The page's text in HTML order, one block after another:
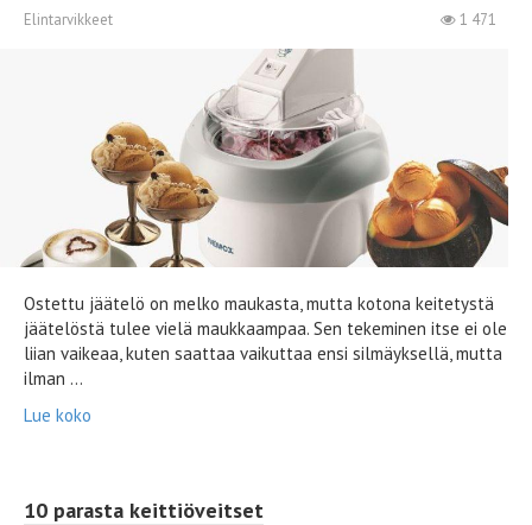
Elintarvikkeet 1 471
Ostettu jäätelö on melko maukasta, mutta kotona keitetystä
jäätelöstä tulee vielä maukkaampaa. Sen tekeminen itse ei ole
liian vaikeaa, kuten saattaa vaikuttaa ensi silmäyksellä, mutta
ilman ...
Lue koko
10 parasta keittiöveitset